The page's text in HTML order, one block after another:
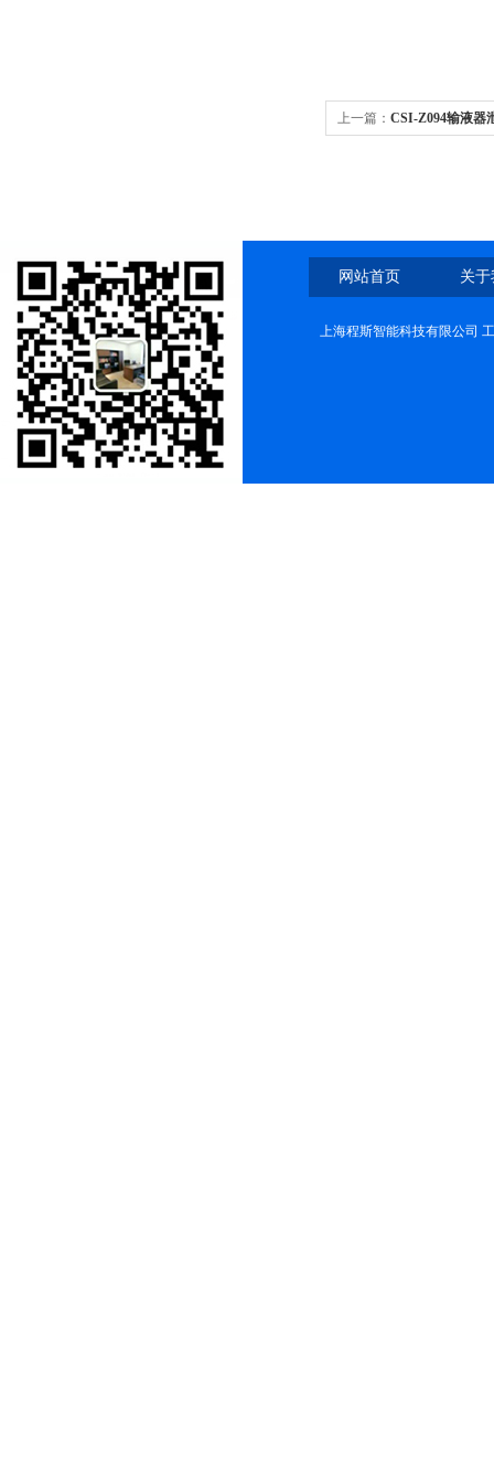
上一篇： CSI-Z094输液器
网站首页 关
上海程斯智能科技有限公司